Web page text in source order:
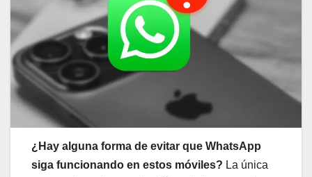
¿Hay alguna forma de evitar que WhatsApp
siga funcionando en estos móviles? La única